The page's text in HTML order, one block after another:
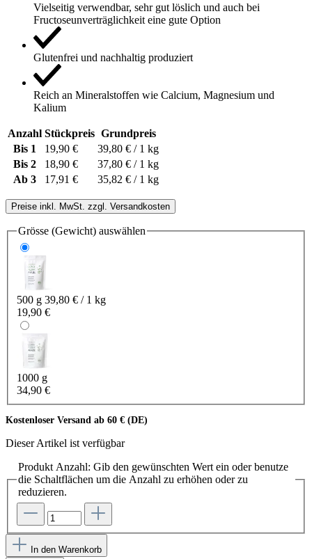
Vielseitig verwendbar, sehr gut löslich und auch bei
Fructoseunverträglichkeit eine gute Option
Glutenfrei und nachhaltig produziert
Reich an Mineralstoffen wie Calcium, Magnesium und
Kalium
Anzahl Stückpreis Grundpreis
Bis 1 19,90 €
39,80 € / 1 kg
Bis 2 18,90 €
37,80 € / 1 kg
Ab 3 17,91 € 35,82 € / 1 kg
Preise inkl. MwSt. zzgl. Versandkosten
Grösse (Gewicht) auswählen
500 g
39,80 € / 1 kg
19,90 €
1000 g
34,90 €
Kostenloser Versand ab 60 € (DE)
Dieser Artikel ist verfügbar
Produkt Anzahl: Gib den gewünschten Wert ein oder benutze
die Schaltflächen um die Anzahl zu erhöhen oder zu
reduzieren.
In den Warenkorb